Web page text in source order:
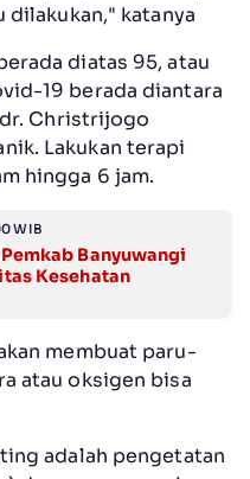
dilakukan," katanya
diatas 95, atau
19 berada diantara
Christrijogo
Lakukan terapi
hingga 6 jam.
WIB
Pemkab Banyuwangi
Kesehatan
membuat paru-
atau oksigen bisa
adalah pengetatan